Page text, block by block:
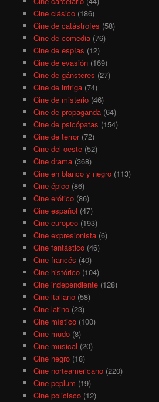
Cine clásico(186)
Cine de catástrofes (58)
Cine de comedia(76)
Cine de espías (12)
Cine de evasión(169)
Cine de gánsteres (27)
Cine de intriga(74)
Cine de misterio(46)
Cine de propaganda(64)
Cine de psicópatas (154)
Cine de terror(72)
Cine del oeste(52)
Cine drama(368)
Cine en blanco y negro(113)
Cine épico(86)
Cine erótico(86)
Cine español (47)
Cine europeo(193)
Cine expresionista(6)
Cine fantástico(46)
Cine francés (40)
Cine histórico(104)
Cine independiente(128)
Cine italiano(58)
Cine latino(23)
Cine místico(100)
Cine mudo(8)
Cine musical (20)
Cine negro(18)
Cine norteamericano(220)
Cine peplum (19)
Cine policiaco(12)